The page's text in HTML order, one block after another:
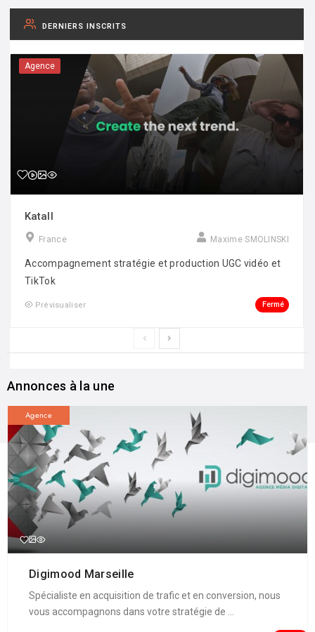
DERNIERS INSCRITS
Agence
Katall
France Maxime SMOLINSKI
Accompagnement stratégie et production UGC vidéo et
TikTok
Prévisualiser Fermé
Annonces à la une
Agence
Digimood Marseille
Spécialiste en acquisition de trafic et en conversion, nous
vous accompagnons dans votre stratégie de ...